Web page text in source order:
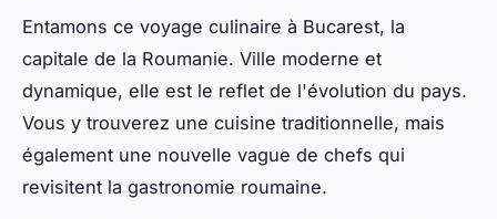
Entamons ce voyage culinaire à Bucarest, la
capitale de la Roumanie. Ville moderne et
dynamique, elle est le reflet de l'évolution du pays.
Vous y trouverez une cuisine traditionnelle, mais
également une nouvelle vague de chefs qui
revisitent la gastronomie roumaine.